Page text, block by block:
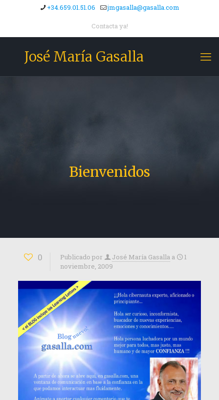
+34.659.01.51.06 jmgasalla@gasalla.com
Contacta ya!
José María Gasalla
Bienvenidos
0 Publicado por José María Gasalla a
1
noviembre, 2009